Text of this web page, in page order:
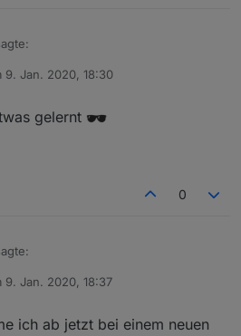
9. Jan. 2020, 18:30
von
gelernt
0
9. Jan. 2020, 18:37
von
ich ab jetzt bei einem neuen